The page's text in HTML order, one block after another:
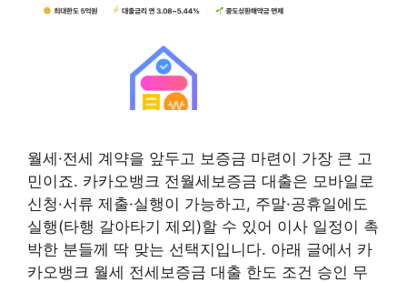
월세·전세 계약을 앞두고 보증금 마련이 가장 큰 고
민이죠. 카카오뱅크 전월세보증금 대출은 모바일로
신청·서류 제출·실행이 가능하고, 주말·공휴일에도
실행(타행 갈아타기 제외)할 수 있어 이사 일정이 촉
박한 분들께 딱 맞는 선택지입니다. 아래 글에서 카
카오뱅크 월세 전세보증금 대출 한도 조건 승인 무